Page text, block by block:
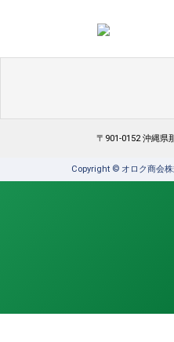
〒901-0152 沖縄県
Copyright © オロク商会